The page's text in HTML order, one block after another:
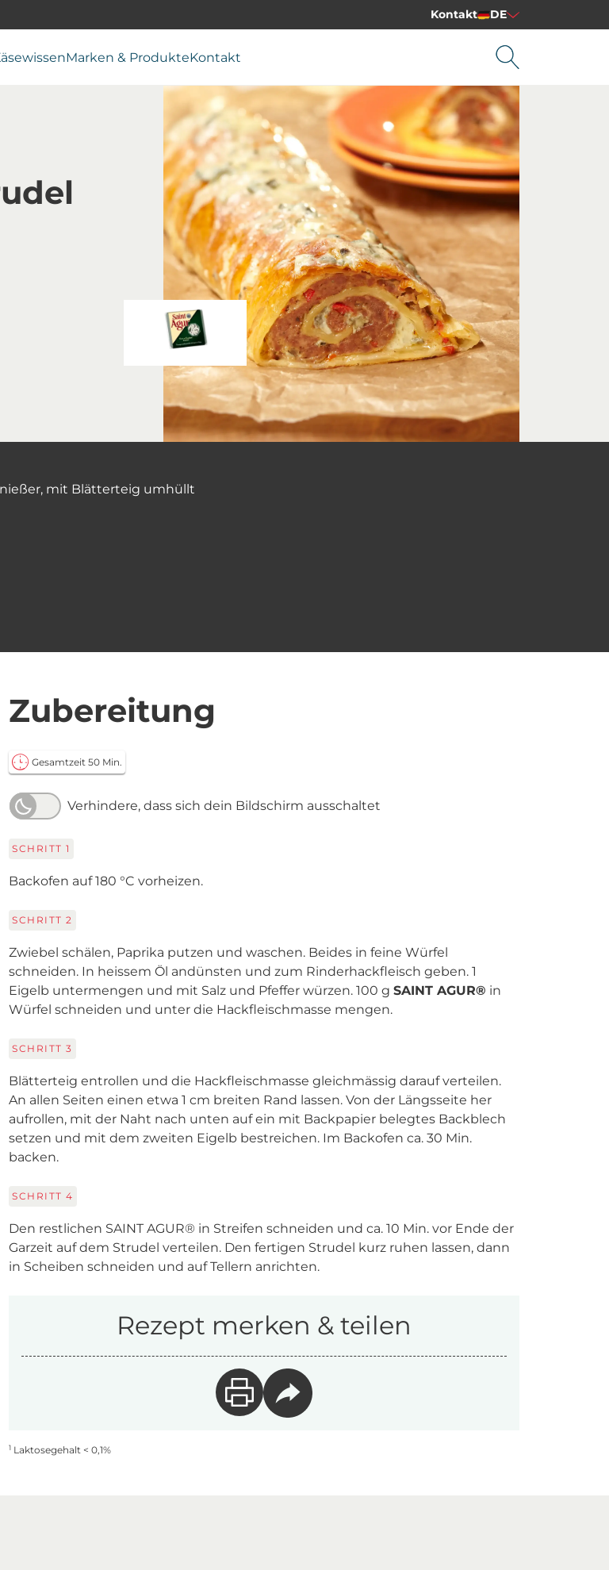
Kontakt DE
Marken & ProdukteKontakt
mit Blätterteig umhüllt
Zubereitung
Gesamtzeit 50 Min.
Verhindere, dass sich dein Bildschirm ausschaltet
SCHRITT 1
Backofen auf 180 °C vorheizen.
SCHRITT 2
Zwiebel schälen, Paprika putzen und waschen. Beides in feine Würfel
schneiden. In heissem Öl andünsten und zum Rinderhackfleisch geben. 1
Eigelb untermengen und mit Salz und Pfeffer würzen. 100 g SAINT AGUR® in
Würfel schneiden und unter die Hackfleischmasse mengen.
SCHRITT 3
Blätterteig entrollen und die Hackfleischmasse gleichmässig darauf verteilen.
An allen Seiten einen etwa 1 cm breiten Rand lassen. Von der Längsseite her
aufrollen, mit der Naht nach unten auf ein mit Backpapier belegtes Backblech
setzen und mit dem zweiten Eigelb bestreichen. Im Backofen ca. 30 Min.
backen.
SCHRITT 4
Den restlichen SAINT AGUR® in Streifen schneiden und ca. 10 Min. vor Ende der
Garzeit auf dem Strudel verteilen. Den fertigen Strudel kurz ruhen lassen, dann
in Scheiben schneiden und auf Tellern anrichten.
Rezept merken & teilen
1 Laktosegehalt < 0,1%